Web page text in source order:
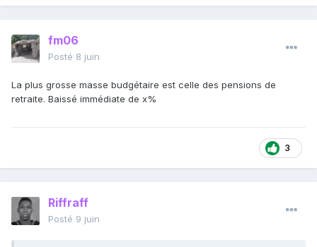
fm06
Posté 8 juin
La plus grosse masse budgétaire est celle des pensions de
retraite. Baissé immédiate de x%
3
Riffraff
Posté 9 juin